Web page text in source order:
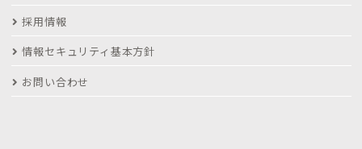
採用情報
情報セキュリティ基本方針
お問い合わせ